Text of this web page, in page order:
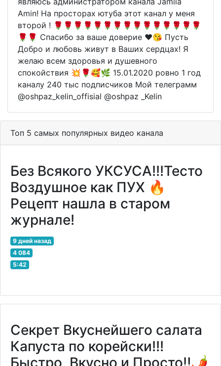
Amin! На просторах ютуба этот канал у меня
второй ! 🌹🌹🌹🌹🌹🌹🌹🌹🌹🌹🌹🌹🌹🌹🌹
🌹🌹 Спасибо за ваше доверие ❤😘 Пусть
Добро и любовь живут в Ваших сердцах! Я
желаю всем здоровья и душевного
спокойствия 💥🌹🥰🌿 15.01.2020 ровно 1 год
каналу 240 тыс подписчиков Мой телеграмм
@oshpaz_kelin_offisial @oshpaz _Kelin
Топ 5 самых популярных видео канала
Без Всякого УКСУСА!!!Тесто
Воздушное как ПУХ 🔥
Рецепт нашла в старом
журнале!
9 дней назад
4 084
5:42
Секрет Вкуснейшего салата
Капуста по корейски!!!
Быстро, Вкусно и Просто‼🌶